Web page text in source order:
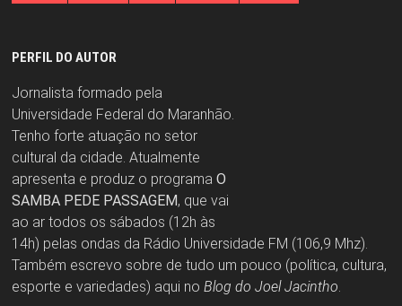
PERFIL DO AUTOR
Jornalista formado pela
Universidade Federal do Maranhão.
Tenho forte atuação no setor
cultural da cidade. Atualmente
apresenta e produz o programa O
SAMBA PEDE PASSAGEM, que vai
ao ar todos os sábados (12h às
14h) pelas ondas da Rádio Universidade FM (106,9 Mhz).
Também escrevo sobre de tudo um pouco (política, cultura,
esporte e variedades) aqui no Blog do Joel Jacintho.